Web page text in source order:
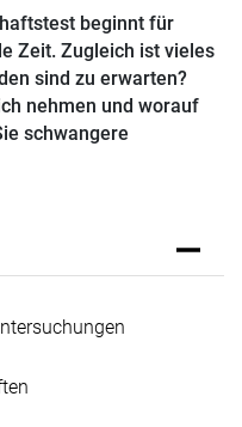
beginnt für
Zeit. Zugleich ist vieles
sind zu erwarten?
nehmen und worauf
schwangere